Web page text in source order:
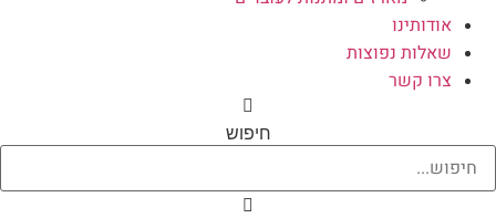
אודותינו
שאלות נפוצות
צרו קשר
חיפוש